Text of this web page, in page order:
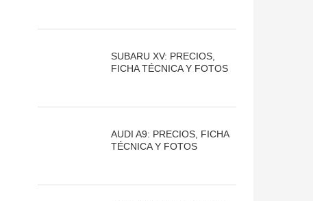
SUBARU XV: PRECIOS,
FICHA TÉCNICA Y FOTOS
AUDI A9: PRECIOS, FICHA
TÉCNICA Y FOTOS